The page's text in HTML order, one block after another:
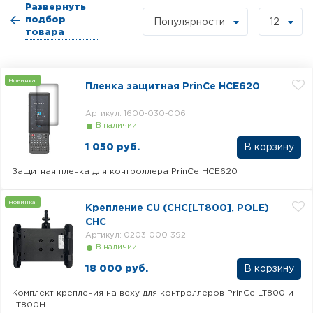
Развернуть
подбор
товара
Популярности 12
Новинка!
Пленка защитная PrinCe HCE620
В наличии
Артикул: 1600-030-006
1 050 руб.
Защитная пленка для контроллера PrinCe HCE620
Новинка!
Крепление CU (CHC[LT800], POLE)
CHC
В наличии
Артикул: 0203-000-392
18 000 руб.
Комплект крепления на веху для контроллеров PrinCe LT800 и
LT800H